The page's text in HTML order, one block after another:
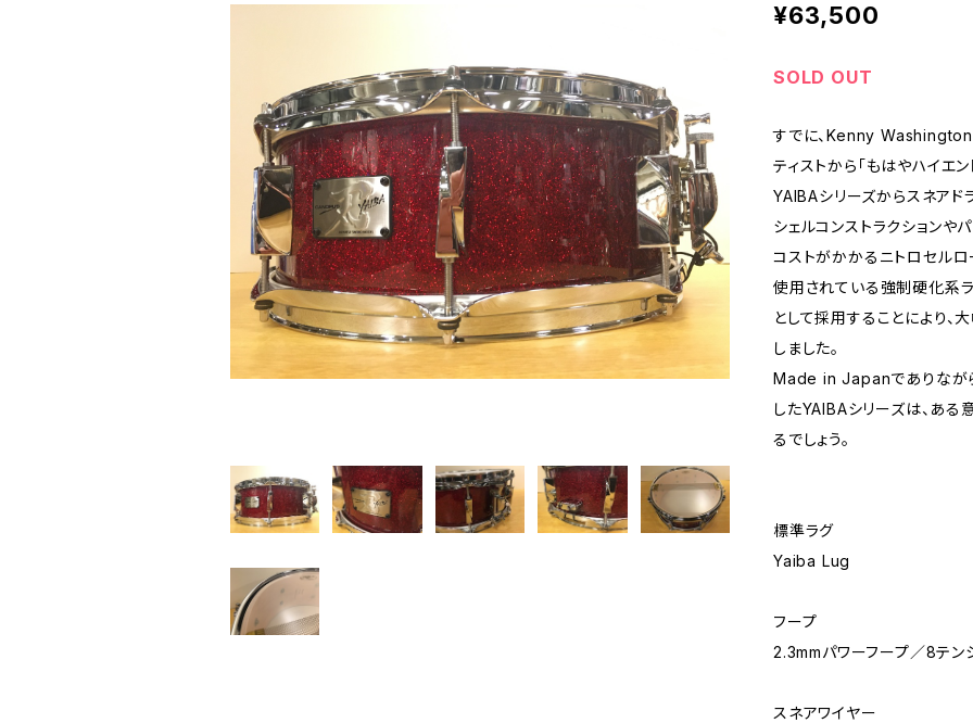
¥63,500
SOLD OUT
すでに、Kenny
ティストから「もはやハイエ
YAIBAシリーズからスネアド
シェルコンストラクションや
コストがかかるニトロセル
使用されている強制硬化系
として採用することにより
しました。
Made in Japanでありなが
したYAIBAシリーズは、ある
るでしょう。
標準ラグ
Yaiba Lug
フープ
2.3mmパワーフープ／8テン
スネアワイヤー